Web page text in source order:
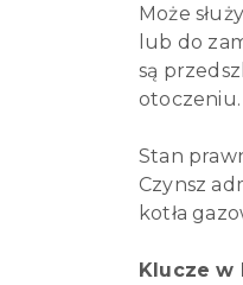
Może
lub do
są
otoczeniu.
Stan
Czynsz
kotła
Klucze w